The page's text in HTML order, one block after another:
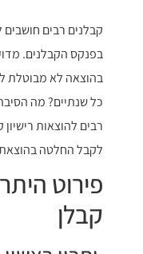
קבלנים רבים חושבים
בפנקס הקבלנים.
בהוצאה לא מבוטלת
כל שנתיים? מה
רבים להוצאות
לקבל החלטה
פירוט
קבלן